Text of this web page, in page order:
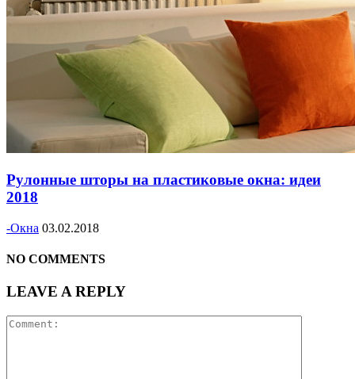
Рулонные шторы на пластиковые окна: идеи
2018
-Окна 03.02.2018
NO COMMENTS
LEAVE A REPLY